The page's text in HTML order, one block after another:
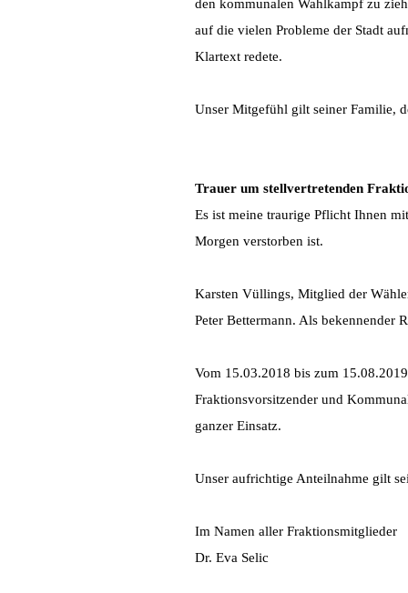
den kommunalen Wahlkampf zu
auf die vielen Probleme der Stadt
Klartext redete.
Unser Mitgefühl gilt seiner Familie,
Trauer um stellvertretenden
Es ist meine traurige Pflicht Ihnen
Morgen verstorben ist.
Karsten Vüllings, Mitglied der
Peter Bettermann. Als bekennender
Vom 15.03.2018 bis zum
Fraktionsvorsitzender und
ganzer Einsatz.
Unser aufrichtige Anteilnahme gilt
Im Namen aller Fraktionsmitglieder
Dr. Eva Selic